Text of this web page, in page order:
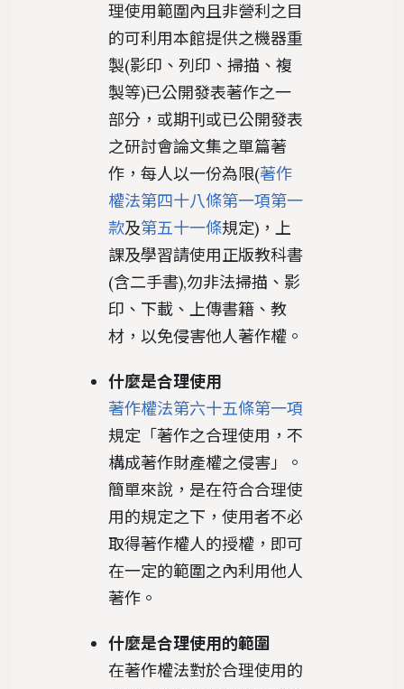
理使用範圍內且非營利之目
的可利用本館提供之機器重
製(影印、列印、掃描、複
製等)已公開發表著作之一
部分，或期刊或已公開發表
之研討會論文集之單篇著
作，每人以一份為限(著作
權法第四十八條第一項第一
款及第五十一條規定)，上
課及學習請使用正版教科書
(含二手書),勿非法掃描、影
印、下載、上傳書籍、教
材，以免侵害他人著作權。
什麼是合理使用
著作權法第六十五條第一項
規定「著作之合理使用，不
構成著作財產權之侵害」。
簡單來說，是在符合合理使
用的規定之下，使用者不必
取得著作權人的授權，即可
在一定的範圍之內利用他人
著作。
什麼是合理使用的範圍
在著作權法對於合理使用的